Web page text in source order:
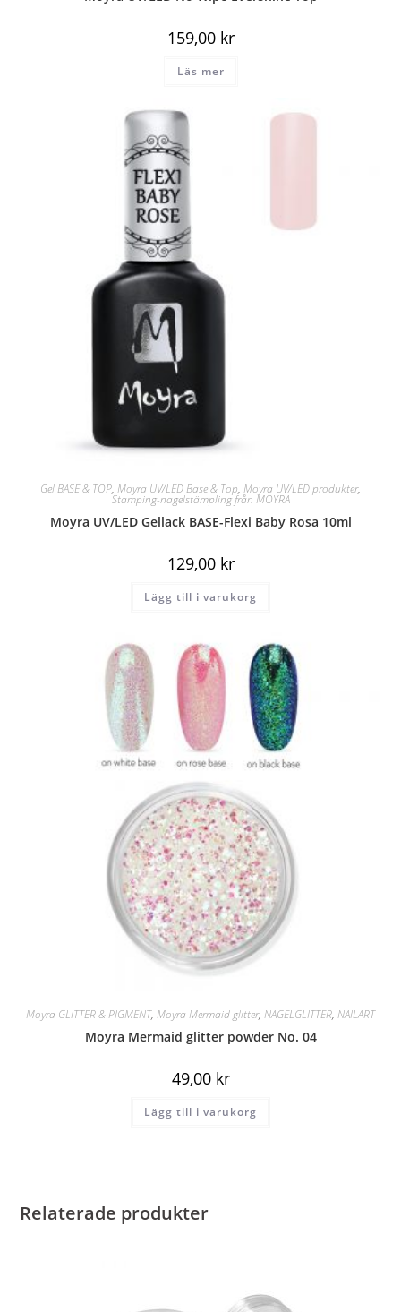
159,00 kr
Läs mer
Gel BASE & TOP, Moyra UV/LED Base & Top, Moyra UV/LED produkter,
Stamping-nagelstämpling från MOYRA
Moyra UV/LED Gellack BASE-Flexi Baby Rosa 10ml
129,00 kr
Lägg till i varukorg
Moyra GLITTER & PIGMENT, Moyra Mermaid glitter, NAGELGLITTER, NAILART
Moyra Mermaid glitter powder No. 04
49,00 kr
Lägg till i varukorg
Relaterade produkter